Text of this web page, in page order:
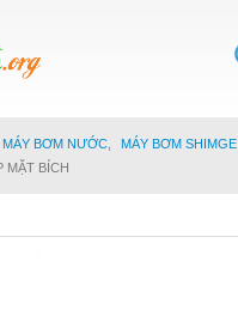
MÁY BƠM NƯỚC
MÁY BƠM SHIMGE
MẶT BÍCH